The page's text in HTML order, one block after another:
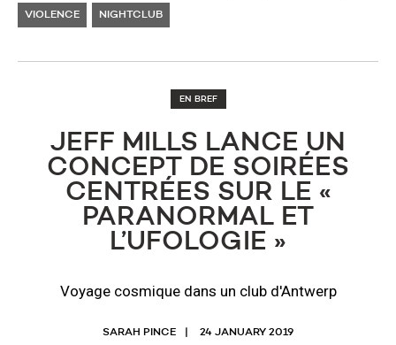
VIOLENCE NIGHTCLUB
EN BREF
JEFF MILLS LANCE UN
CONCEPT DE SOIRÉES
CENTRÉES SUR LE «
PARANORMAL ET
L’UFOLOGIE »
Voyage cosmique dans un club d'Antwerp
SARAH PINCE 24 JANUARY 2019